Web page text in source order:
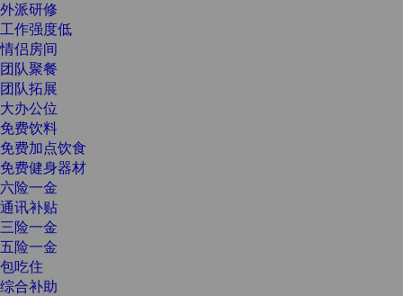
外派研修
工作强度低
情侣房间
团队聚餐
团队拓展
大办公位
免费饮料
免费加点饮食
免费健身器材
六险一金
通讯补贴
三险一金
五险一金
包吃住
综合补助